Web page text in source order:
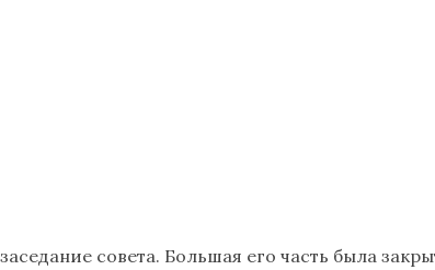
совета. Большая его часть была